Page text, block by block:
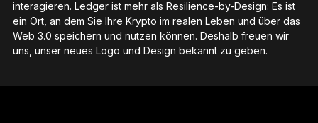
Zubehör
Wiederherstellungslösungen
interagieren. Ledger ist mehr als Resilience-by-Design: Es ist
ein Ort, an dem Sie Ihre Krypto im realen Leben und über das
Web 3.0 speichern und nutzen können. Deshalb freuen wir
uns, unser neues Logo und Design bekannt zu geben.